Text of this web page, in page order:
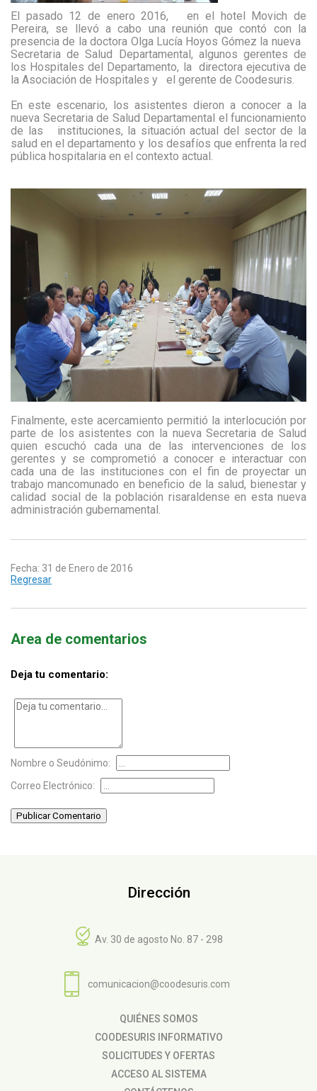
El pasado 12 de enero 2016,
en el hotel Movich de
Pereira, se llevó a cabo una reunión que contó con la
presencia de la doctora Olga Lucía Hoyos Gómez la nueva
Secretaria de Salud Departamental, algunos gerentes de
los Hospitales del Departamento, la directora ejecutiva de
la Asociación de Hospitales y
el gerente de Coodesuris.
En este escenario, los asistentes dieron a conocer a la
nueva Secretaria de Salud Departamental el funcionamiento
de las
instituciones, la situación actual del sector de la
salud en el departamento y los desafíos que enfrenta la red
pública hospitalaria en el contexto actual.
Finalmente, este acercamiento permitió la interlocución por
parte de los asistentes con la nueva Secretaria de Salud
quien escuchó cada una de las intervenciones de los
gerentes y se comprometió a conocer e interactuar con
cada una de las instituciones con el fin de proyectar un
trabajo mancomunado en beneficio de la salud, bienestar y
calidad social de la población risaraldense en esta nueva
administración gubernamental.
Fecha: 31 de Enero de 2016
Regresar
Area de comentarios
Deja tu comentario:
Nombre o Seudónimo:
Correo Electrónico:
Publicar Comentario
Dirección
Av. 30 de agosto No. 87 - 298
comunicacion@coodesuris.com
QUIÉNES SOMOS
COODESURIS INFORMATIVO
SOLICITUDES Y OFERTAS
ACCESO AL SISTEMA